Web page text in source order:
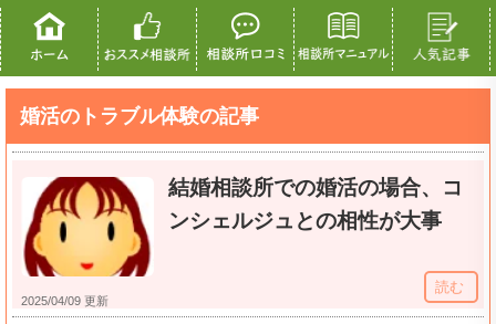
婚活のトラブル体験の記事
2025/04/09 更新
結婚相談所での婚活の場合、コ
ンシェルジュとの相性が大事
読む